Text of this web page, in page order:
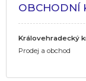
OBCHODNÍ
Královehradecký
Prodej a obchod